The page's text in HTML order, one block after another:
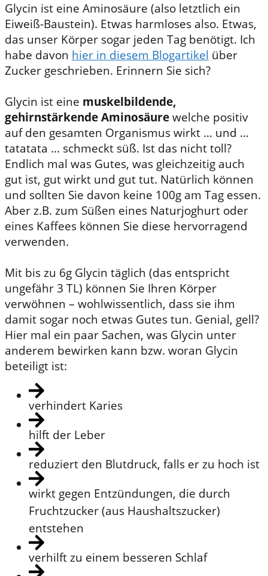
Glycin ist eine Aminosäure (also letztlich ein
Eiweiß-Baustein). Etwas harmloses also. Etwas,
das unser Körper sogar jeden Tag benötigt. Ich
habe davon hier in diesem Blogartikel über
Zucker geschrieben. Erinnern Sie sich?
Glycin ist eine muskelbildende,
gehirnstärkende Aminosäurewelche positiv
auf den gesamten Organismus wirkt … und …
tatatata … schmeckt süß. Ist das nicht toll?
Endlich mal was Gutes, was gleichzeitig auch
gut ist, gut wirkt und gut tut. Natürlich können
und sollten Sie davon keine 100g am Tag essen.
Aber z.B. zum Süßen eines Naturjoghurt oder
eines Kaffees können Sie diese hervorragend
verwenden.
Mit bis zu 6g Glycin täglich (das entspricht
ungefähr 3 TL) können Sie Ihren Körper
verwöhnen – wohlwissentlich, dass sie ihm
damit sogar noch etwas Gutes tun. Genial, gell?
Hier mal ein paar Sachen, was Glycin unter
anderem bewirken kann bzw. woran Glycin
beteiligt ist:
verhindert Karies
hilft der Leber
reduziert den Blutdruck, falls er zu hoch ist
wirkt gegen Entzündungen, die durch
Fruchtzucker (aus Haushaltszucker)
entstehen
verhilft zu einem besseren Schlaf